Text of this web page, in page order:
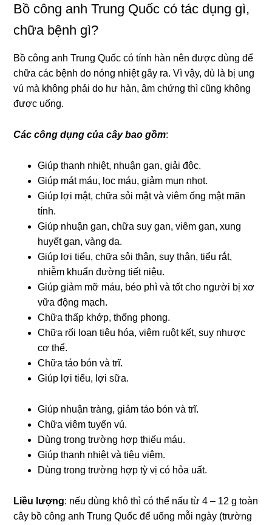
Bồ công anh Trung Quốc có tác dụng gì,
chữa bệnh gì?
Bồ công anh Trung Quốc có tính hàn nên được dùng để
chữa các bệnh do nóng nhiệt gây ra. Vì vậy, dù là bị ung
vú mà không phải do hư hàn, âm chứng thì cũng không
được uống.
Các công dụng của cây bao gồm:
Giúp thanh nhiệt, nhuận gan, giải độc.
Giúp mát máu, lọc máu, giảm mụn nhọt.
Giúp lợi mật, chữa sỏi mật và viêm ống mật mãn
tính.
Giúp nhuận gan, chữa suy gan, viêm gan, xung
huyết gan, vàng da.
Giúp lợi tiểu, chữa sỏi thận, suy thận, tiểu rắt,
nhiễm khuẩn đường tiết niệu.
Giúp giảm mỡ máu, béo phì và tốt cho người bị xơ
vữa động mạch.
Chữa thấp khớp, thống phong.
Chữa rối loạn tiêu hóa, viêm ruột kết, suy nhược
cơ thể.
Chữa táo bón và trĩ.
Giúp lợi tiểu, lợi sữa.
Giúp nhuận tràng, giảm táo bón và trĩ.
Chữa viêm tuyến vú.
Dùng trong trường hợp thiếu máu.
Giúp thanh nhiệt và tiêu viêm.
Dùng trong trường hợp tỳ vị có hỏa uất.
Liều lượng: nếu dùng khô thì có thể nấu từ 4 – 12 g toàn
cây bồ công anh Trung Quốc để uống mỗi ngày (trường